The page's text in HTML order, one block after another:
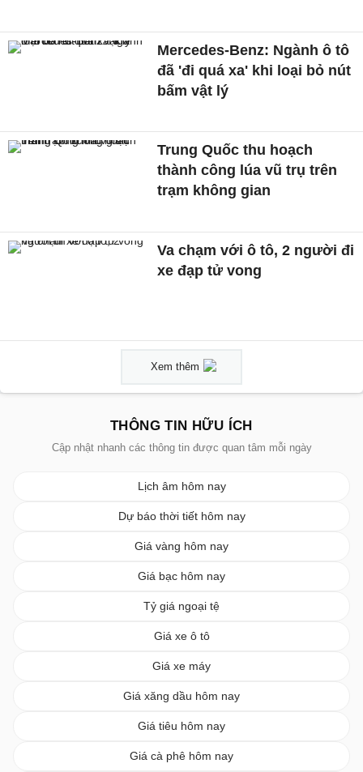
Mercedes-Benz: Ngành ô tô
đã 'đi quá xa' khi loại bỏ nút
bấm vật lý
Trung Quốc thu hoạch
thành công lúa vũ trụ trên
trạm không gian
Va chạm với ô tô, 2 người đi
xe đạp tử vong
Xem thêm
THÔNG TIN HỮU ÍCH
Cập nhật nhanh các thông tin được quan tâm mỗi ngày
Lịch âm hôm nay
Dự báo thời tiết hôm nay
Giá vàng hôm nay
Giá bạc hôm nay
Tỷ giá ngoại tệ
Giá xe ô tô
Giá xe máy
Giá xăng dầu hôm nay
Giá tiêu hôm nay
Giá cà phê hôm nay